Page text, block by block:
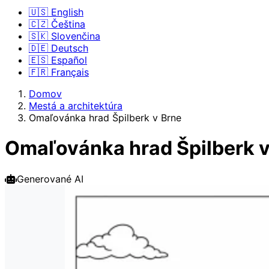
🇺🇸 English
🇨🇿 Čeština
🇸🇰 Slovenčina
🇩🇪 Deutsch
🇪🇸 Español
🇫🇷 Français
Domov
Mestá a architektúra
Omaľovánka hrad Špilberk v Brne
Omaľovánka hrad Špilberk
Generované AI